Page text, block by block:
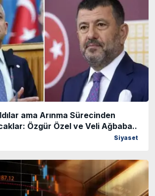
ama Arınma Sürecinden
Özgür Özel ve Veli Ağbaba..
Siyaset